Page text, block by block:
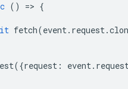
() => {
fetch(event. request.
({request : event.